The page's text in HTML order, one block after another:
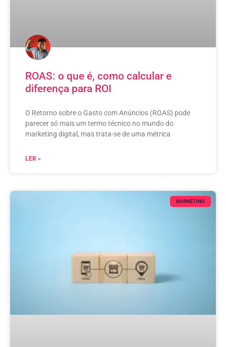
ROAS: o que é, como calcular e
diferença para ROI
O Retorno sobre o Gasto com Anúncios (ROAS) pode
parecer só mais um termo técnico no mundo do
marketing digital, mas trata-se de uma métrica
LER »
MARKETING